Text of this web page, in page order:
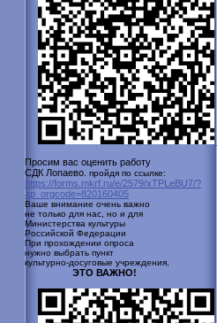
Просим вас оценить работу
СДК Лопаево. пройдя по ссылке:
https://forms.mkrf.ru/e/2579/xTPLeBU7/?
ap_orgcode=820160405
Ваше внимание очень важно
не только для нас, но и для
Министерства культуры
Российской Федерации
При прохождении опроса
нужно выбрать пункт
культурно-досуговые учреждения,
ЭТО ВАЖНО!